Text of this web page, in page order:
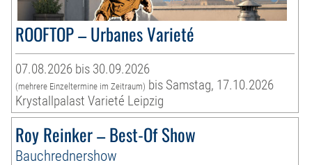
ROOFTOP – Urbanes Varieté
07.08.2026 bis 30.09.2026
(mehrere Einzeltermine im Zeitraum) bis Samstag, 17.10.2026
Krystallpalast Varieté Leipzig
Roy Reinker – Best-Of Show
Bauchrednershow